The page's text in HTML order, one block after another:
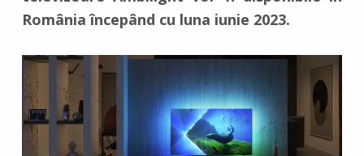
România începând cu luna iunie 2023.